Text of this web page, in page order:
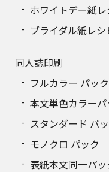
ホワイトデー紙レ
ブライダル紙レシ
同人誌印刷
フルカラー パック
本文単色カラーパ
スタンダード パ
モノクロ パック
表紙本文同一パッ